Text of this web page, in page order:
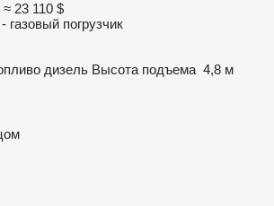
≈ 23 110 $
газовый погрузчик
дизель Высота подъема 4,8 м